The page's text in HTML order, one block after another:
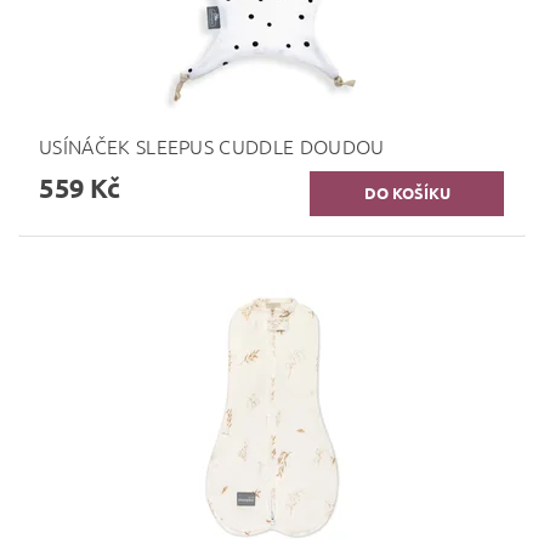
USÍNÁČEK SLEEPUS CUDDLE DOUDOU
559 Kč